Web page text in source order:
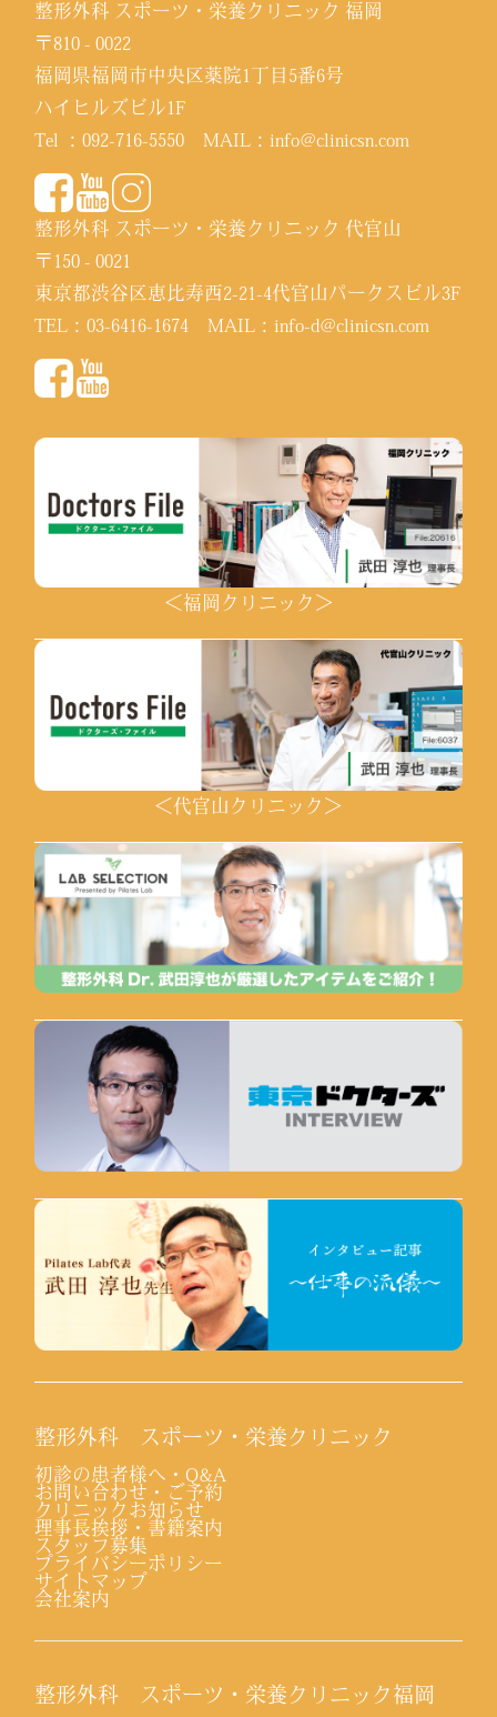
整形外科 スポーツ・栄養クリニック 福岡
〒810 - 0022
福岡県福岡市中央区薬院1丁目5番6号
ハイヒルズビル1F
Tel ：092-716-5550 MAIL：info@clinicsn.com
整形外科 スポーツ・栄養クリニック 代官山
〒150 - 0021
東京都渋谷区恵比寿西2-21-4代官山パークスビル3F
TEL：03-6416-1674 MAIL：info-d@clinicsn.com
＜福岡クリニック＞
＜代官山クリニック＞
整形外科 スポーツ・栄養クリニック
初診の患者様へ・Q&A
お問い合わせ・ご予約
クリニックお知らせ
理事長挨拶・書籍案内
スタッフ募集
プライバシーポリシー
サイトマップ
会社案内
整形外科 スポーツ・栄養クリニック福岡